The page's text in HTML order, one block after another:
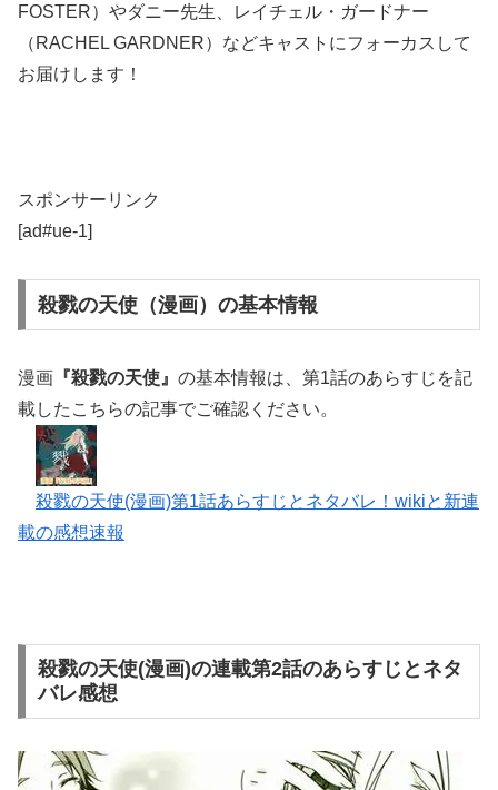
FOSTER）やダニー先生、レイチェル・ガードナー
（RACHEL GARDNER）などキャストにフォーカスして
お届けします！
スポンサーリンク
[ad#ue-1]
殺戮の天使（漫画）の基本情報
漫画 『殺戮の天使』 の基本情報は、第1話のあらすじを記
載したこちらの記事でご確認ください。
殺戮の天使(漫画)第1話あらすじとネタバレ！wikiと新連
載の感想速報
殺戮の天使(漫画)の連載第2話のあらすじとネタ
バレ感想